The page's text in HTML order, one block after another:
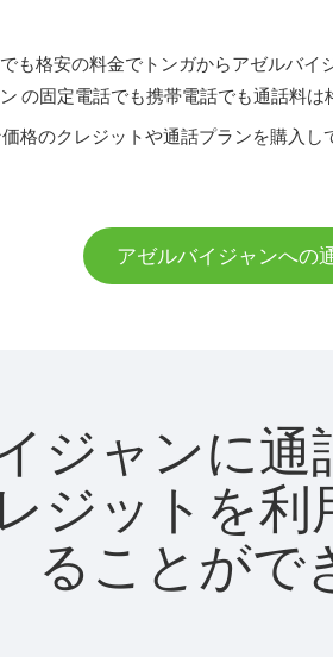
も格安の料金でトンガからアゼルバイ
の固定電話でも携帯電話でも通話料は
格のクレジットや通話プランを購入し
アゼルバイジャンへの
ジャンに通
ジットを
ることがで